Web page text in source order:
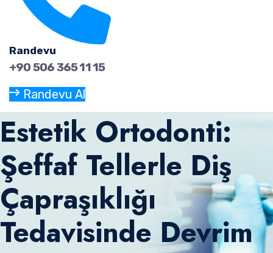
Randevu
+90 506 365 11 15
Randevu Al
Estetik Ortodonti:
Şeffaf Tellerle Diş
Çapraşıklığı
Tedavisinde Devrim